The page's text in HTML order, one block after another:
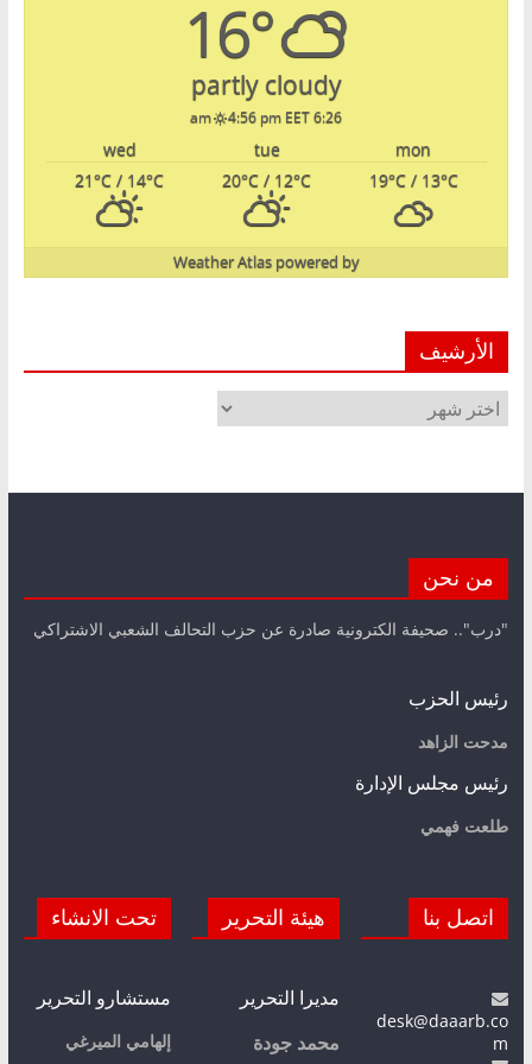
16°
partly cloudy
6:26 am
4:56 pm EET
mon
tue
wed
19°C/ 13°C
20°C / 12°C
21°C / 14°C
powered by
Weather Atlas
الأرشيف
الأرشيف
من نحن
"درب".. صحيفة الكترونية صادرة عن حزب التحالف الشعبي الاشتراكي
رئيس الحزب
مدحت الزاهد
رئيس مجلس الإدارة
طلعت فهمي
اتصل بنا
desk@daaarb.co
m
هيئة التحرير
مديرا التحرير
محمد جودة
تحت الانشاء
مستشارو التحرير
إلهامي الميرغي